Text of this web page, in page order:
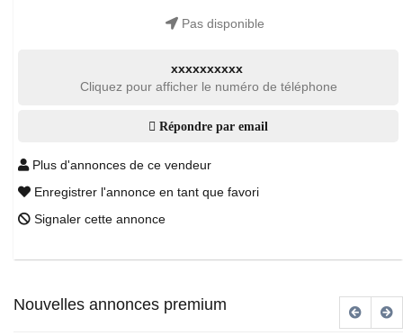
Pas disponible
xxxxxxxxxx
Cliquez pour afficher le numéro de téléphone
Répondre par email
Plus d'annonces de ce vendeur
Enregistrer l'annonce en tant que favori
Signaler cette annonce
Nouvelles annonces premium